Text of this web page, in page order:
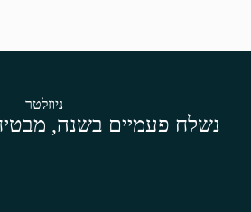
ניוזלטר
נשלח פעמיים בשנה,